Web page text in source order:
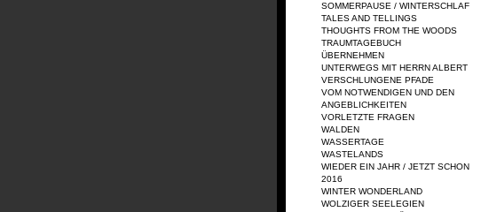
SOMMERPAUSE / WINTERSCHLAF
TALES AND TELLINGS
THOUGHTS FROM THE WOODS
TRAUMTAGEBUCH
ÜBERNEHMEN
UNTERWEGS MIT HERRN ALBERT
VERSCHLUNGENE PFADE
VOM NOTWENDIGEN UND DEN
ANGEBLICHKEITEN
VORLETZTE FRAGEN
WALDEN
WASSERTAGE
WASTELANDS
WIEDER EIN JAHR / JETZT SCHON
2016
WINTER WONDERLAND
WOLZIGER SEELEGIEN